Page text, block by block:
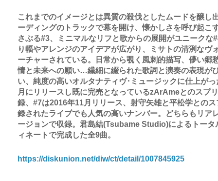
これまでのイメージとは異質の殺伐としたムードを醸し
ーディングのトラックで幕を開け、懐かしさを呼び起こ
さぶる#3、ミニマルなリフと歌からの展開がユニークな
り幅やアレンジのアイデアが広がり、ミサトの清洌なヴ
ーチャーされている。日常から覗く風刺的描写、儚い郷
情と未来への願い…繊細に綴られた歌詞と演奏の表現が
い、純度の高いオルタナティヴ･ミュージックに仕上が
月にリリースし既に完売となっているzArAmeとのスプ
録、#7は2016年11月リリース、射守矢雄と平松学との
録されたライブでも人気の高いナンバー。どちらもリア
ージョンで収録。君島結(Tsubame Studio)によるトータ
ィネートで完成した全9曲。
https://diskunion.net/diw/ct/detail/1007845925